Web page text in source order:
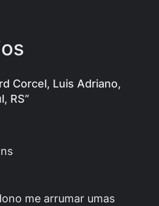
Corcel, Luis Adriano,
RS”
me arrumar umas